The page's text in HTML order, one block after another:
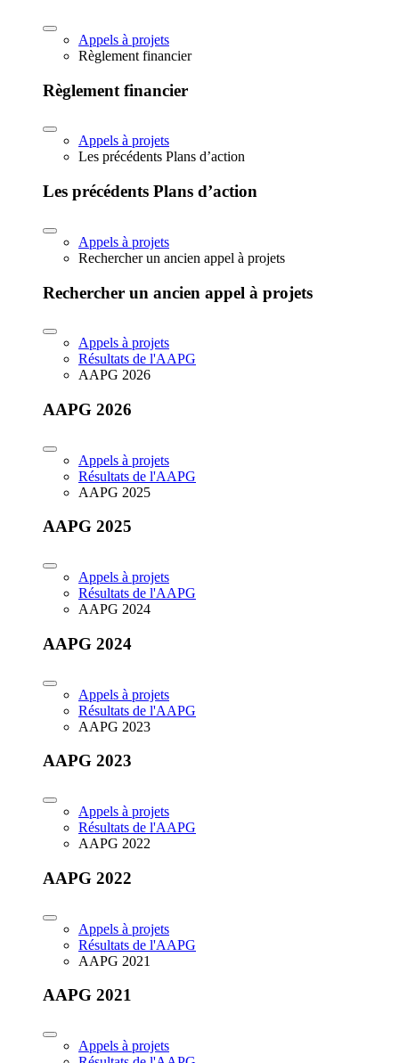
Appels à projets
Règlement financier
Règlement financier
Appels à projets
Les précédents Plans d’action
Les précédents Plans d’action
Appels à projets
Rechercher un ancien appel à projets
Rechercher un ancien appel à projets
Appels à projets
Résultats de l'AAPG
AAPG 2026
AAPG 2026
Appels à projets
Résultats de l'AAPG
AAPG 2025
AAPG 2025
Appels à projets
Résultats de l'AAPG
AAPG 2024
AAPG 2024
Appels à projets
Résultats de l'AAPG
AAPG 2023
AAPG 2023
Appels à projets
Résultats de l'AAPG
AAPG 2022
AAPG 2022
Appels à projets
Résultats de l'AAPG
AAPG 2021
AAPG 2021
Appels à projets